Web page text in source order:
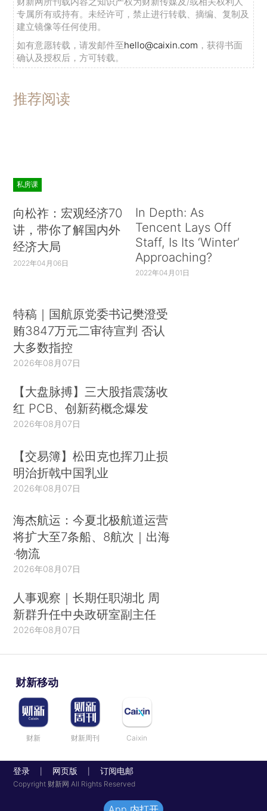
专属所有或持有。未经许可，禁止进行转载、摘编、复制及
建立镜像等任何使用。
如有意愿转载，请发邮件至hello@caixin.com ，获得书面
确认及授权后，方可转载。
推荐阅读
私房课
向松祚：宏观经济70
讲，带你了解国内外
经济大局
2022年04月06日
In Depth: As
Tencent Lays Off
Staff, Is Its ‘Winter’
Approaching?
2022年04月01日
特稿｜国航原党委书记樊澄受
贿3847万元二审待宣判 否认
大多数指控
2026年08月07日
【大盘脉搏】三大股指震荡收
红 PCB、创新药概念爆发
2026年08月07日
【交易簿】松田克也挥刀止损
明治折戟中国乳业
2026年08月07日
海杰航运：今夏北极航道运营
将扩大至7条船、8航次｜出海
·物流
2026年08月07日
人事观察｜长期任职湖北 周
新群升任中央政研室副主任
2026年08月07日
财新移动
财新 财新周刊 Caixin
登录 网页版 订阅电邮
Copyright 财新网 All Rights Reserved